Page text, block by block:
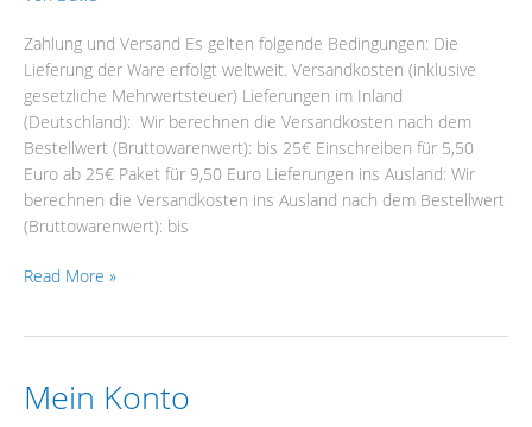
Zahlung und Versand Es gelten folgende Bedingungen: Die
Lieferung der Ware erfolgt weltweit. Versandkosten (inklusive
gesetzliche Mehrwertsteuer) Lieferungen im Inland
(Deutschland): Wir berechnen die Versandkosten nach dem
Bestellwert (Bruttowarenwert): bis 25€ Einschreiben für 5,50
Euro ab 25€ Paket für 9,50 Euro Lieferungen ins Ausland: Wir
berechnen die Versandkosten ins Ausland nach dem Bestellwert
(Bruttowarenwert): bis
Read More »
Mein Konto
Mein
Konto